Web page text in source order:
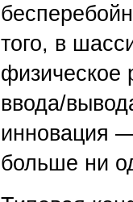
того, в
физическое
ввода/
инновация
больше ни